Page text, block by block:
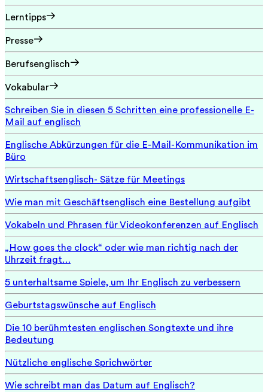
Lerntipps
Presse
Berufsenglisch
Vokabular
Schreiben Sie in diesen 5 Schritten eine professionelle E-
Mail auf englisch
Englische Abkürzungen für die E-Mail-Kommunikation im
Büro
Wirtschaftsenglisch- Sätze für Meetings
Wie man mit Geschäftsenglisch eine Bestellung aufgibt
Vokabeln und Phrasen für Videokonferenzen auf Englisch
„How goes the clock“ oder wie man richtig nach der
Uhrzeit fragt…
5 unterhaltsame Spiele, um Ihr Englisch zu verbessern
Geburtstagswünsche auf Englisch
Die 10 berühmtesten englischen Songtexte und ihre
Bedeutung
Nützliche englische Sprichwörter
Wie schreibt man das Datum auf Englisch?